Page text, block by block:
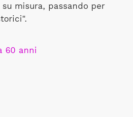
misura, passando per